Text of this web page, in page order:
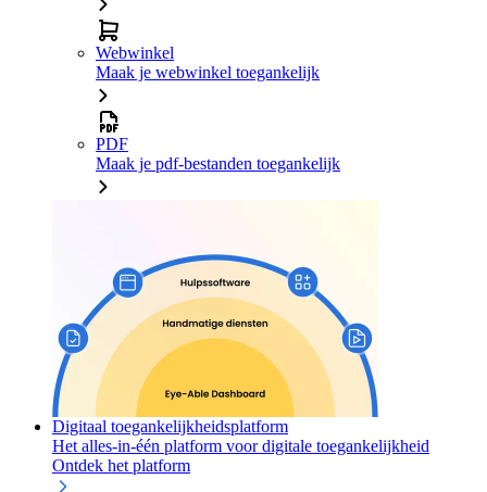
Webwinkel
Maak je webwinkel toegankelijk
PDF
Maak je pdf-bestanden toegankelijk
Digitaal toegankelijkheidsplatform
Het alles-in-één platform voor digitale toegankelijkheid
Ontdek het platform